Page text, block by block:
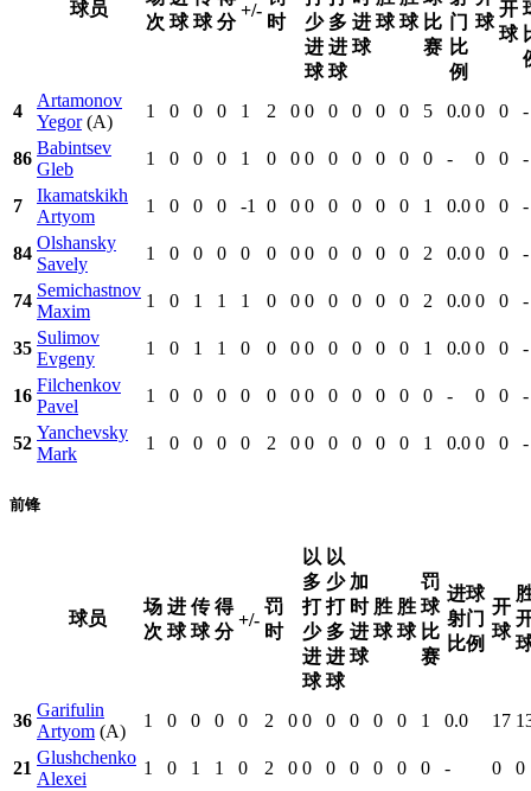
球员
次 球 球 分
+/-
时
少
进
球
多
进
球
进
球
球 球 比
赛
门
比
例
球
开
球
4
Artamonov
Yegor(A)
1 0 0 0 1 2 0 0 0 0 0 0 5 0.0 0 0 -
86
Babintsev
Gleb
1 0 0 0 1 0 0 0 0 0 0 0 0 - 0 0 -
7
Ikamatskikh
Artyom
1 0 0 0 -1 0 0 0 0 0 0 0 1 0.0 0 0 -
84
Olshansky
Savely
1 0 0 0 0 0 0 0 0 0 0 0 2 0.0 0 0 -
74
Semichastnov
Maxim
1 0 1 1 1 0 0 0 0 0 0 0 2 0.0 0 0 -
35
Sulimov
Evgeny
1 0 1 1 0 0 0 0 0 0 0 0 1 0.0 0 0 -
16
Filchenkov
Pavel
1 0 0 0 0 0 0 0 0 0 0 0 0 - 0 0 -
52
Yanchevsky
Mark
1 0 0 0 0 2 0 0 0 0 0 0 1 0.0 0 0 -
前锋
球员
场
次
进
球
传
球
得
分
+/-
罚
时
以
多
打
少
进
球
以
少
打
多
进
球
加
时
进
球
胜
球
胜
球
罚
球
比
赛
进球
射门
比例
开
球
36
Garifulin
Artyom (A)
1 0 0 0 0 2 0 0 0 0 0 0 1 0.0 17
21
Glushchenko
Alexei
1 0 1 1 0 2 0 0 0 0 0 0 0 - 0 0